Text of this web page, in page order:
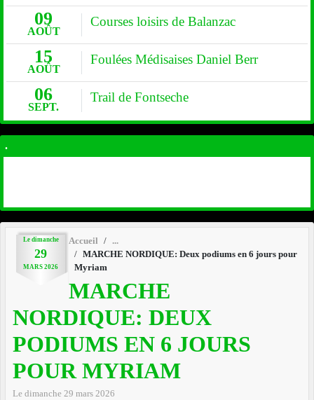
Le dimanche
29
MARS 2026
Accueil
MARCHE NORDIQUE: Deux podiums en 6 jours pour
Myriam
MARCHE
NORDIQUE: DEUX
PODIUMS EN 6 JOURS
POUR MYRIAM
Le dimanche 29 mars 2026
09
AOÛT
Courses loisirs de Balanzac
15
AOÛT
Foulées Médisaises Daniel Berr
06
SEPT.
Trail de Fontseche
.